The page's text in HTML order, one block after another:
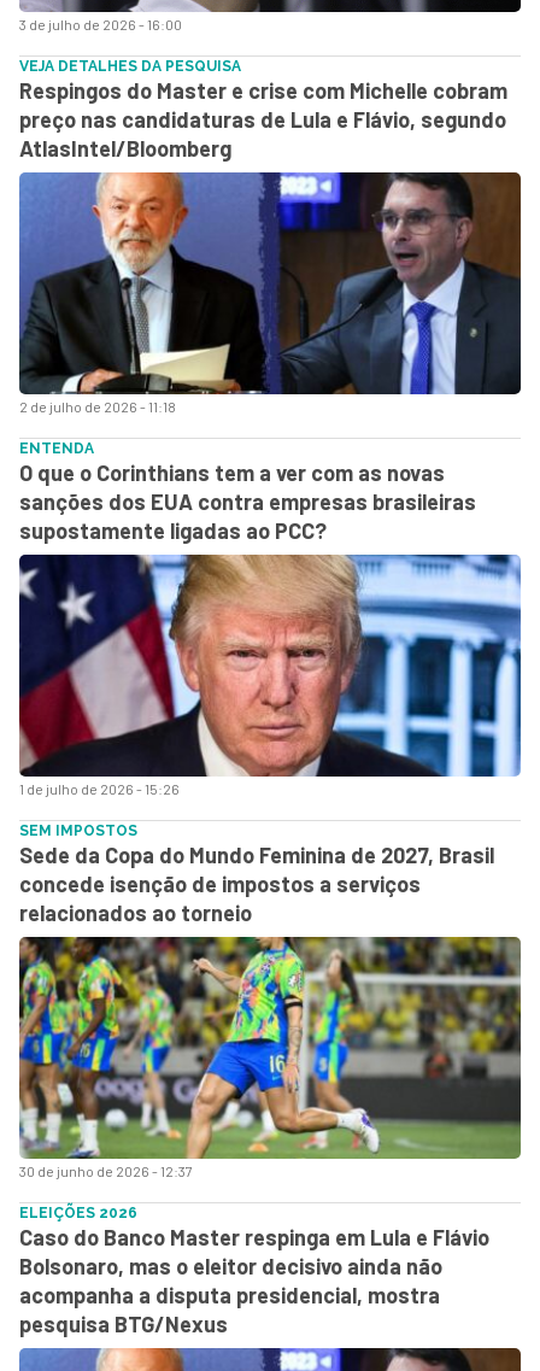
3 de julho de 2026 - 16:00
2 de julho de 2026 - 11:18
VEJA DETALHES DA PESQUISA
Respingos do Master e crise com Michelle cobram
preço nas candidaturas de Lula e Flávio, segundo
AtlasIntel/Bloomberg
1 de julho de 2026 - 15:26
ENTENDA
O que o Corinthians tem a ver com as novas
sanções dos EUA contra empresas brasileiras
supostamente ligadas ao PCC?
30 de junho de 2026 - 12:37
SEM IMPOSTOS
Sede da Copa do Mundo Feminina de 2027, Brasil
concede isenção de impostos a serviços
relacionados ao torneio
ELEIÇÕES 2026
Caso do Banco Master respinga em Lula e Flávio
Bolsonaro, mas o eleitor decisivo ainda não
acompanha a disputa presidencial, mostra
pesquisa BTG/Nexus